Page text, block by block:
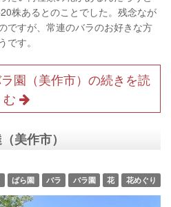
株あるとのことでした。残念なが
ですが、常連のバラのお好きな方
す。
園（美作市）の続きを読
む
美作市）
ばら園 バラ バラ園 花 花めぐり